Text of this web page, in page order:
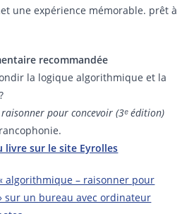
une expérience mémorable. prêt à
recommandée
la logique algorithmique et la
pour concevoir (3ᵉ édition)
livre sur le site Eyrolles